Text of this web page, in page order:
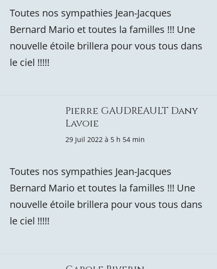
Toutes nos sympathies Jean-Jacques
Bernard Mario et toutes la familles !!! Une
nouvelle étoile brillera pour vous tous dans
le ciel !!!!!
Pierre GAUDREAULT Dany
Lavoie
29 Juil 2022 à 5 h 54 min
Toutes nos sympathies Jean-Jacques
Bernard Mario et toutes la familles !!! Une
nouvelle étoile brillera pour vous tous dans
le ciel !!!!!